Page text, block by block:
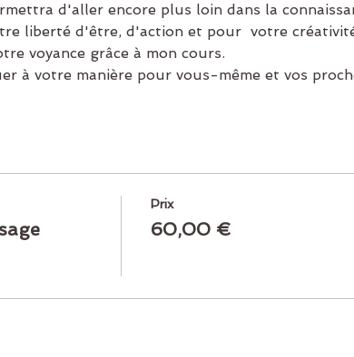
d'aller encore plus loin dans la
liberté d'être, d'action et pour  votre
voyance grâce à mon cours.
à votre manière pour vous-même et vos
Prix
60,00 €